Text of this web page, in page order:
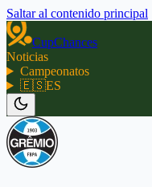
Saltar al contenido principal
CupChances
Noticias
Campeonatos
🇪🇸ES